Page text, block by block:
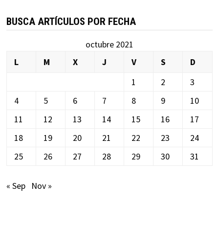
BUSCA ARTÍCULOS POR FECHA
octubre 2021
L
M X J V S
D
1
2
3
4
5 6 7 8 9
10
11
12 13 14 15 16
17
18
19 20 21 22 23
24
25
26 27 28 29 30 31
« Sep Nov »